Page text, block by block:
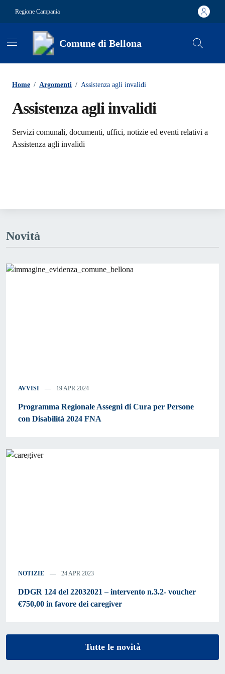
Regione Campania
Comune di Bellona
Home / Argomenti / Assistenza agli invalidi
Assistenza agli invalidi
Dettagli dell'argomento
Servizi comunali, documenti, uffici, notizie ed eventi relativi a
Assistenza agli invalidi
Novità
AVVISI 19 APR 2024
Programma Regionale Assegni di Cura per Persone
con Disabilità 2024 FNA
NOTIZIE 24 APR 2023
DDGR 124 del 22032021 – intervento n.3.2- voucher
€750,00 in favore dei caregiver
Tutte le novità